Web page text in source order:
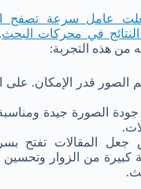
عامل سرعة تصفح
النتائج في محركات البحث
من هذه التجربة:
الصور قدر الإمكان. على
الصورة جيدة
المقالات تفتح
كبيرة من الزوار وتحسين